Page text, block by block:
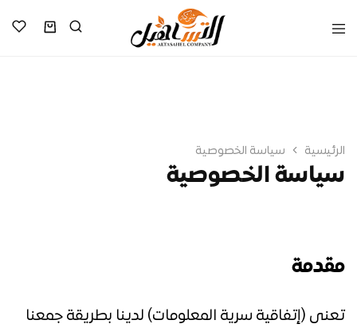
الرئيسية سياسة الخصوصية
سياسة الخصوصية
مقدمة
تعنى (إتفاقية سرية المعلومات) لدينا بطريقة جمعنا